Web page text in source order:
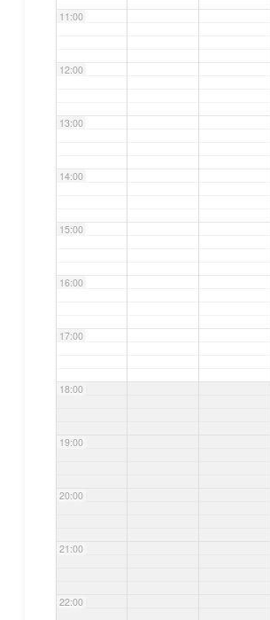
11:00
12:00
13:00
14:00
15:00
16:00
17:00
18:00
19:00
20:00
21:00
22:00